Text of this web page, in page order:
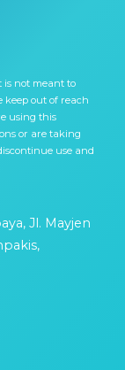
is not meant to
keep out of reach
using this
or are taking
use and
Jl. Mayjen